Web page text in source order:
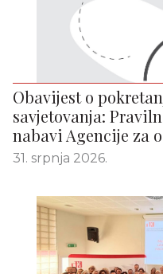
Obavijest o
savjetovanja:
nabavi Agencije za
31. srpnja 2026.